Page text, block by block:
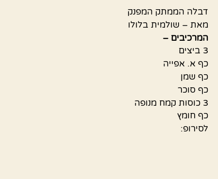
דבלה הממתק המפנק
מאת – שולמית בלולו
המרכיבים –
3 ביצים
כף א. אפייה
כף שמן
כף סוכר
3 כוסות קמח מנופה
כף חומץ
לסירופ: